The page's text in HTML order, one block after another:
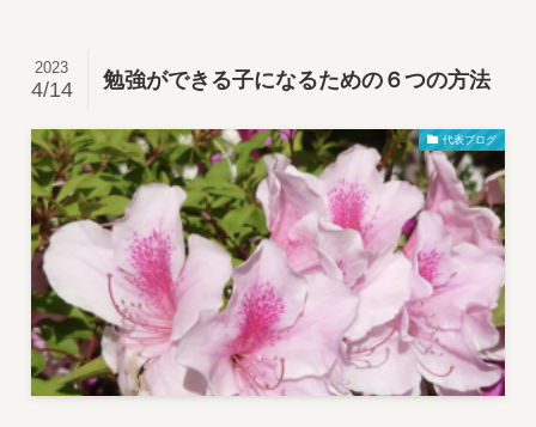
勉強ができる子になるための６つの方法
2023
4/14
代表ブログ